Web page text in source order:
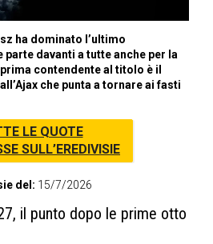
ha dominato l’ultimo
davanti a tutte anche per la
contendente al titolo è il
che punta a tornare ai fasti
LE QUOTE
SULL’EREDIVISIE
del: 15/7/2026
il punto dopo le prime otto